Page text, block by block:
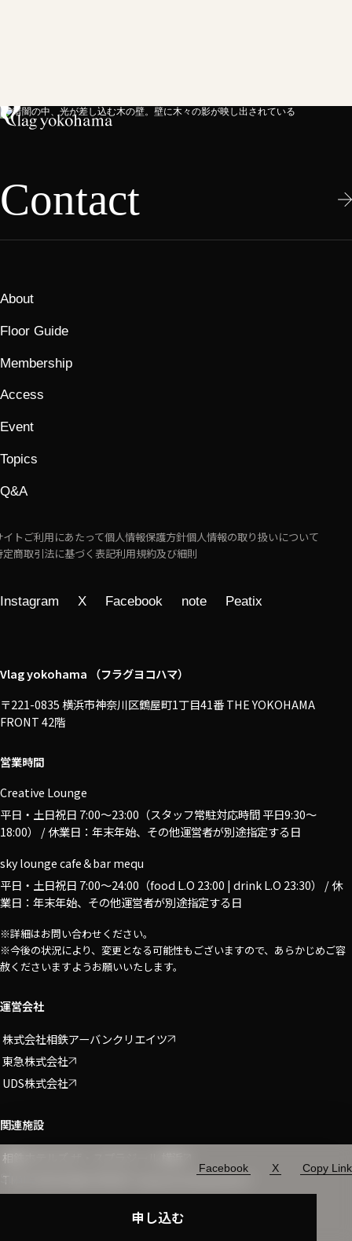
Share Facebook X Copy Link
申し込む
Contact
About
Floor Guide
Membership
Access
Event
Topics
Q&A
イトご利用にあたって個人情報保護方針個人情報の取り扱いについて
定商取引法に基づく表記利用規約及び細則
Instagram X Facebook note Peatix
Vlag yokohama （フラグヨコハマ）
〒221-0835 横浜市神奈川区鶴屋町1丁目41番 THE YOKOHAMA
FRONT 42階
営業時間
Creative Lounge
平日・土日祝日 7:00〜23:00（スタッフ常駐対応時間 平日9:30～
18:00） / 休業日：年末年始、その他運営者が別途指定する日
sky lounge cafe＆bar mequ
平日・土日祝日 7:00〜24:00（food L.O 23:00 | drink L.O 23:30） / 休
業日：年末年始、その他運営者が別途指定する日
※詳細はお問い合わせください。
※今後の状況により、変更となる可能性もございますので、あらかじめご容
赦くださいますようお願いいたします。
運営会社
株式会社相鉄アーバンクリエイツ
東急株式会社
UDS株式会社
関連施設
相鉄ホテルズ ザ・スプラジール 横浜
THE YOKOHAMA FRONT shops & restaurants